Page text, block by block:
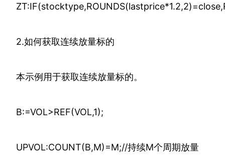
2.如何获取连续放量标的
本示例用于获取连续放量标的。
B:=VOL>REF(VOL,1);
UPVOL:COUNT(B,M)=M;//持续M个周期放量